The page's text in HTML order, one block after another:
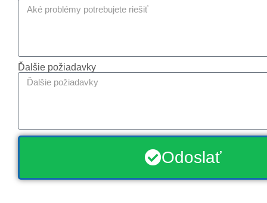
Ďalšie požiadavky
Odoslať